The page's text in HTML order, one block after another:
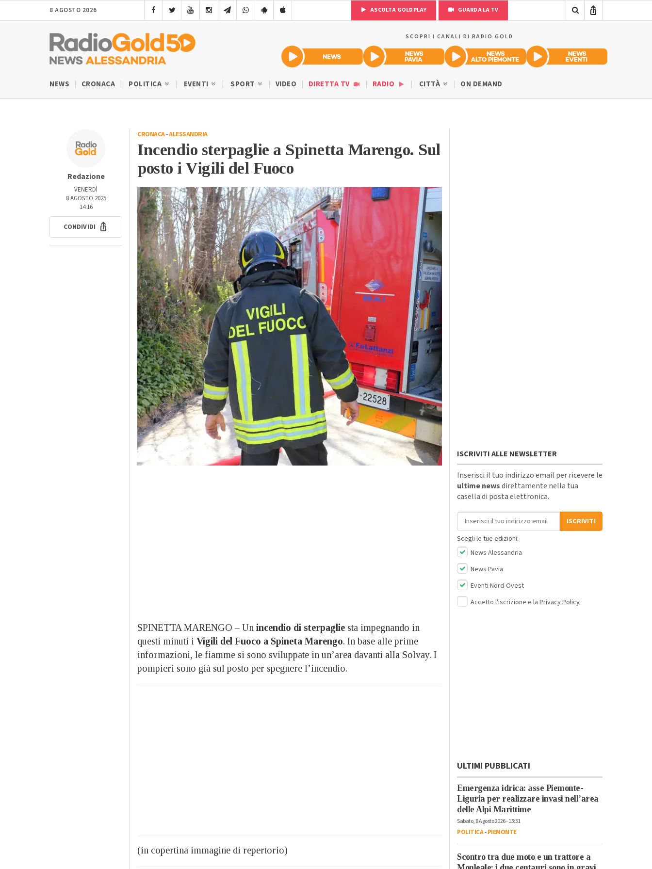
8 AGOSTO 2026 ASCOLTA GOLDPLAY GUARDA LA TV
SCOPRI I CANALI DI RADIO GOLD
NEWS CRONACA POLITICA EVENTI SPORT VIDEO DIRETTA TV RADIO CITTÀ ON DEMAND
Redazione
VENERDÌ
8 AGOSTO 2025
14:16
CONDIVIDI
CRONACA-ALESSANDRIA
Incendio sterpaglie a Spinetta Marengo. Sul
posto i Vigili del Fuoco
SPINETTA MARENGO – Un incendio di sterpaglie sta impegnando in
questi minuti i Vigili del Fuoco a Spineta Marengo. In base alle prime
informazioni, le fiamme si sono sviluppate in un’area davanti alla Solvay. I
pompieri sono già sul posto per spegnere l’incendio.
(in copertina immagine di repertorio)
ISCRIVITI ALLE NEWSLETTER
Inserisci il tuo indirizzo email per ricevere le
ultime newsdirettamente nella tua
casella di posta elettronica.
Indirizzo email
ISCRIVITI
Scegli le tue edizioni:
News Alessandria
News Pavia
Eventi Nord-Ovest
Accetto l'iscrizione e la Privacy Policy
ULTIMI PUBBLICATI
Emergenza idrica: asse Piemonte-
Liguria per realizzare invasi nell’area
delle Alpi Marittime
Sabato, 8 Agosto 2026 - 13:31
POLITICA-PIEMONTE
Scontro tra due moto e un trattore a